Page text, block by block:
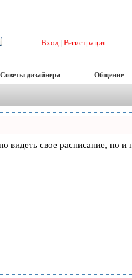
Вход Регистрация
Советы дизайнера Общение
видеть свое расписание, но и